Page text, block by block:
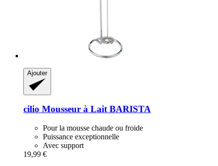
Ajouter
cilio Mousseur à Lait BARISTA
Pour la mousse chaude ou froide
Puissance exceptionnelle
Avec support
19,99 €